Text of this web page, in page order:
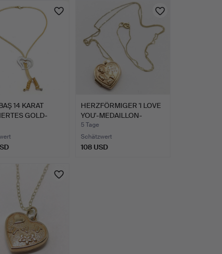
14 KARAT
GOLD-
…
HERZFÖRMIGER 'I LOVE
YOU'-MEDAILLON-
ANHÄNG…
5 Tage
Schätzwert
108 USD